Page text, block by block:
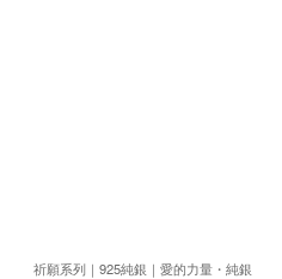
祈願系列｜925純銀｜愛的力量・純銀